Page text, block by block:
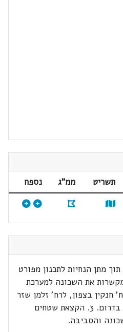
תשריט ממ"ג
נספח
מתן הנחיות לתכנון מפורט
את השכונה למערכת
חנקין בצפון, לרח' זלמן שזר
במערב ולרח' שניאור זלמן בדרום. 3. הקצאת שטחים
והסביבה.